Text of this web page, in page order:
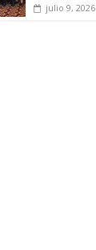
julio 9, 2026